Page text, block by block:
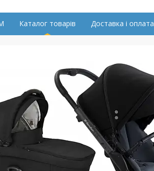
Каталог товарів Доставка і оплата